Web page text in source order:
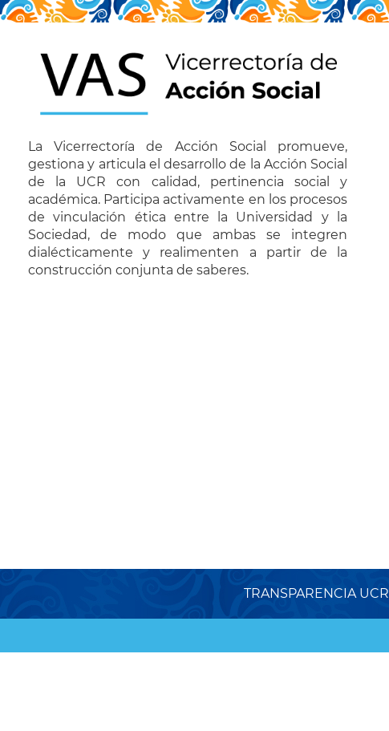
La Vicerrectoría de Acción Social promueve,
gestiona y articula el desarrollo de la Acción Social
de la UCR con calidad, pertinencia social y
académica. Participa activamente en los procesos
de vinculación ética entre la Universidad y la
Sociedad, de modo que ambas se integren
dialécticamente y realimenten a partir de la
construcción conjunta de saberes.
TRANSPARENCIA UCR